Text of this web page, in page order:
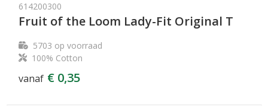
614200300
Fruit of the Loom Lady-Fit Original T
5703 op voorraad
100% Cotton
vanaf € 0,35